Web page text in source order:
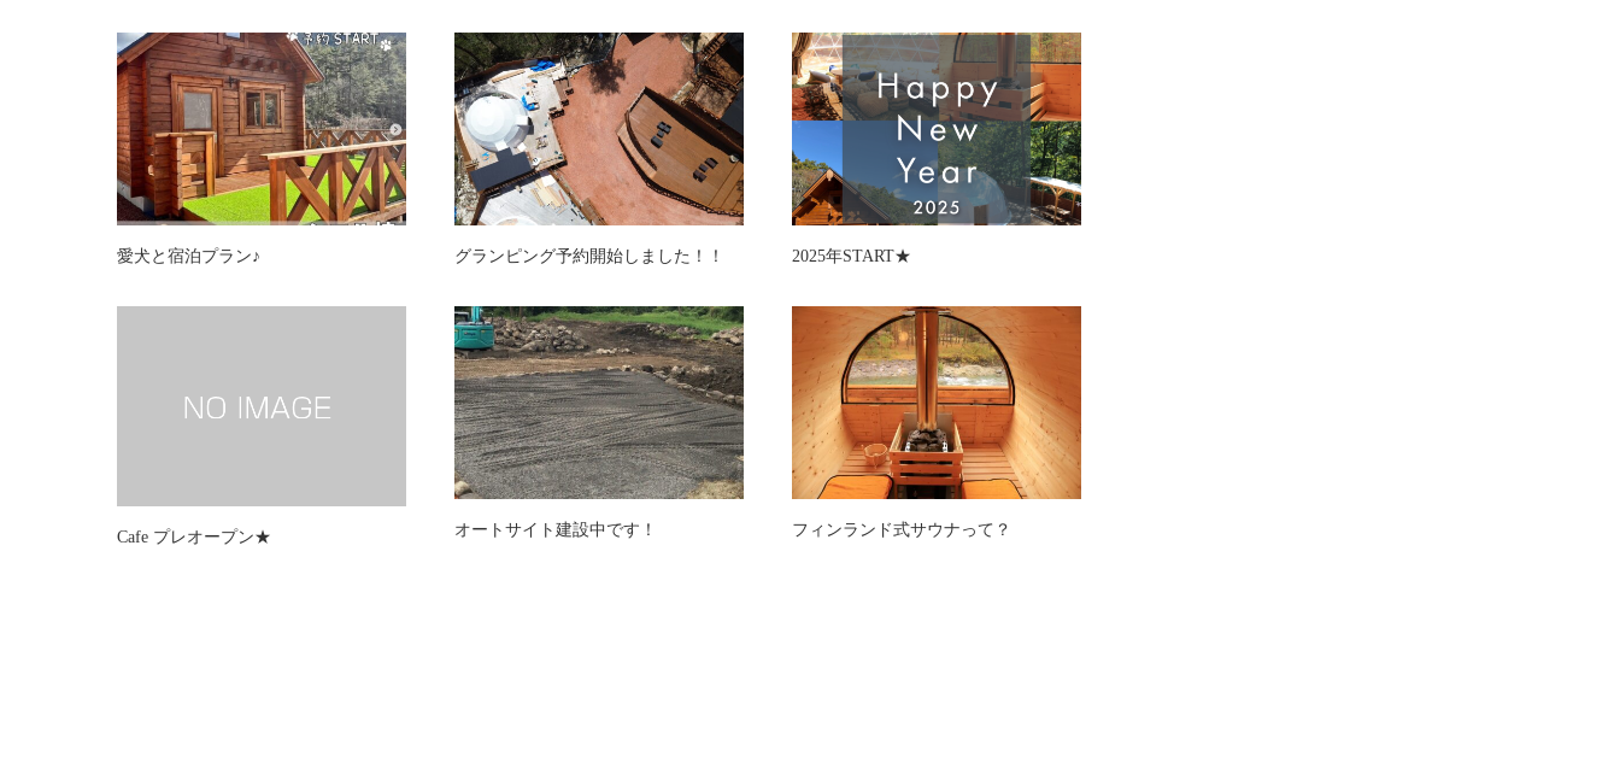
愛犬と宿泊プラン♪ グランピング予約開始しました！！ 2025年START★
Cafe プレオープン★ オートサイト建設中です！ フィンランド式サウナって？